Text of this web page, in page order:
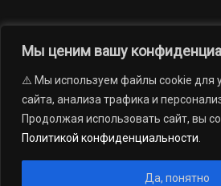
Мы ценим вашу
⚠️ Мы используем файлы cookie для
сайта, анализа трафика и
Продолжая использовать сайт, вы
Политикой конфиденциальности
Да, понятно
Новости Наши проекты
АРХИВ
16+
газеты «Миасский рабочий»; Областное
«Издательский дом «Губерния». Все права
Андрей Петрович Попов